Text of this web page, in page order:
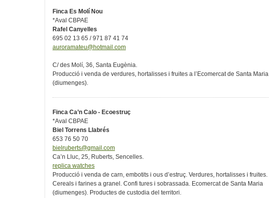
Finca Es Molí Nou
*Aval CBPAE
Rafel Canyelles
695 02 13 65 / 971 87 41 74
auroramateu@hotmail.com
C/ des Molí, 36, Santa Eugènia.
Producció i venda de verdures, hortalisses i fruites a l’Ecomercat de Santa Maria
(diumenges).
Finca Ca’n Calo - Ecoestruç
*Aval CBPAE
Biel Torrens Llabrés
653 76 50 70
bielruberts@gmail.com
Ca’n Lluc, 25, Ruberts, Sencelles.
replica watches
Producció i venda de carn, embotits i ous d’estruç. Verdures, hortalisses i fruites.
Cereals i farines a granel. Confi tures i sobrassada. Ecomercat de Santa Maria
(diumenges). Productes de custodia del territori.